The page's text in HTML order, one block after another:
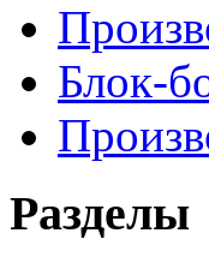
Блок-
Разделы